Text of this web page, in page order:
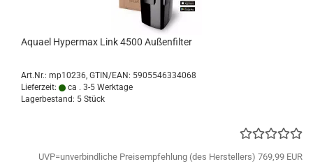
Aquael Hypermax Link 4500 Außenfilter
Art.Nr.: mp10236 GTIN/EAN: 5905546334068
Lieferzeit:
ca . 3-5 Werktage
Lagerbestand: 5 Stück
UVP=unverbindliche Preisempfehlung (des Herstellers) 769,99 EUR